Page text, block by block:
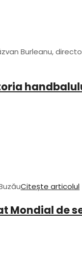
Burleanu,
Citește articolul
Mondial de